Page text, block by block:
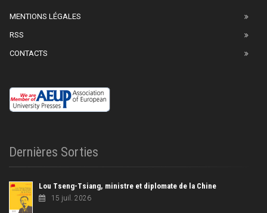
MENTIONS LÉGALES
RSS
CONTACTS
Dernières Sorties
Lou Tseng-Tsiang, ministre et diplomate de la Chine
15 juil. 2026